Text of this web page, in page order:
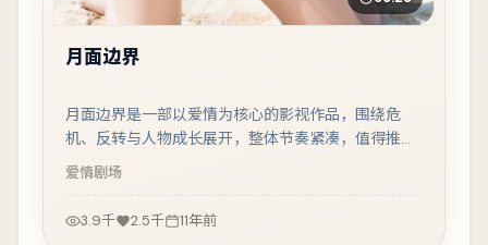
月面边界
月面边界是一部以爱情为核心的影视作品，围绕危
机、反转与人物成长展开，整体节奏紧凑，值得推荐
观看。
爱情剧场
3.9千 2.5千 11年前